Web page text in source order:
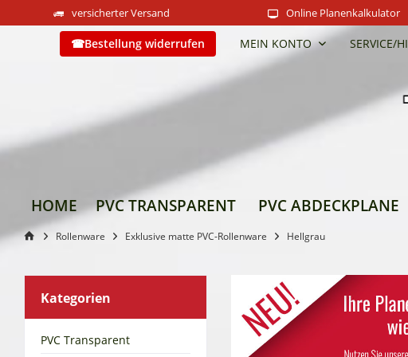
versicherter Versand Online Planenkalkulator
Bestellung widerrufen MEIN KONTO SERVICE/
HOME PVC TRANSPARENT PVC ABDECKPLANE
Rollenware Exklusive matte PVC-Rollenware Hellgrau
Kategorien
PVC Transparent